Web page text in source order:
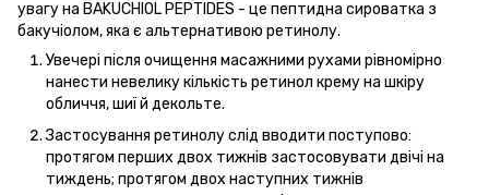
увагу на BAKUCHIOL PEPTIDES - це пептидна сироватка з
бакучіолом, яка є альтернативою ретинолу.
Увечері після очищення масажними рухами рівномірно
нанести невелику кількість ретинол крему на шкіру
обличчя, шиї й декольте.
Застосування ретинолу слід вводити поступово:
протягом перших двох тижнів застосовувати двічі на
тиждень; протягом двох наступних тижнів